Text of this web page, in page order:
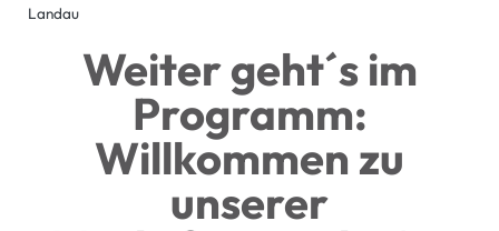
Landau
Weiter geht´s im
Programm:
Willkommen zu
unserer